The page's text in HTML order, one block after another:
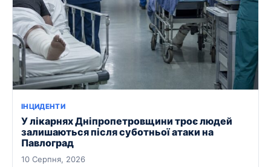
ІНЦИДЕНТИ
У лікарнях Дніпропетровщини троє людей
залишаються після суботньої атаки на
Павлоград
10 Серпня, 2026